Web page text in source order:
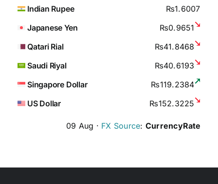
Indian Rupee
₨1.6007
Japanese Yen
₨0.9651
Qatari Rial
₨41.8468
Saudi Riyal
₨40.6193
Singapore Dollar
₨119.2384
US Dollar
₨152.3225
09 Aug · FX Source: CurrencyRate